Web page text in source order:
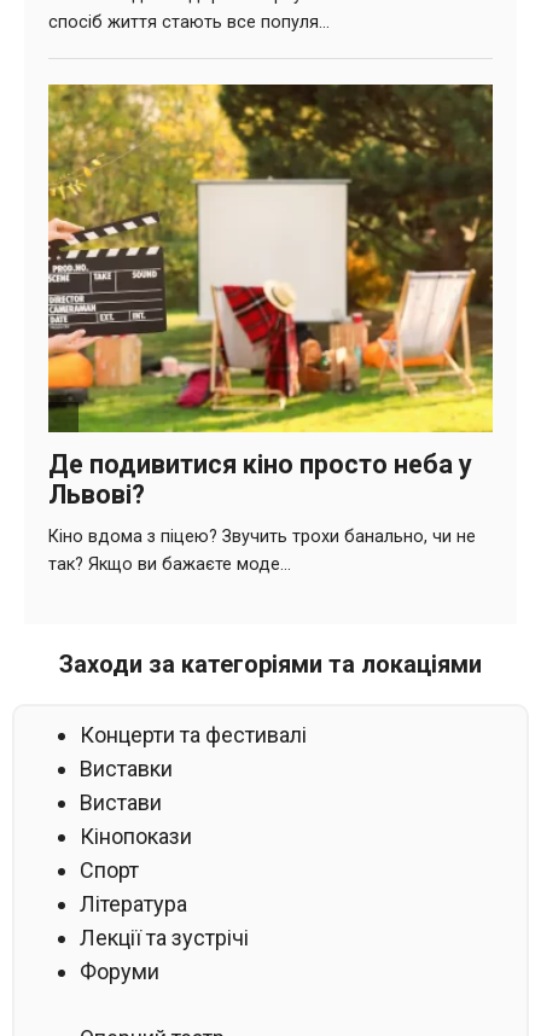
Заходи за категоріями та локаціями
Концерти та фестивалі
Виставки
Вистави
Кінопокази
Спорт
Література
Лекції та зустрічі
Форуми